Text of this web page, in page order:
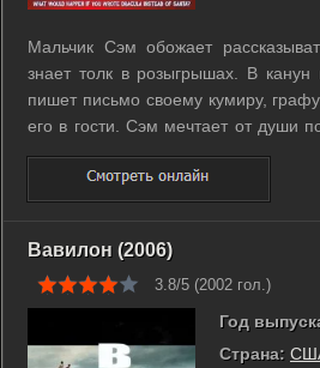
Мальчик Сэм обожает
знает толк в розыгрышах. В канун
пишет письмо своему кумиру,
его в гости. Сэм мечтает от души
вампира и до смерти напугать всех
в ночь празднования
пороге дома ...
Вавилон (2006)
3.8/5 (2002 гол.)
Год
Страна: